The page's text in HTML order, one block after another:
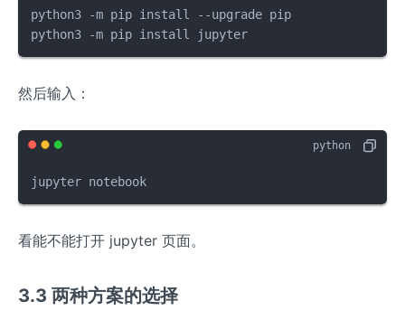
python3 -m pip install --upgrade pip
python3 -m pip install jupyter
然后输入：
jupyter notebook
看能不能打开 jupyter 页面。
3.3 两种方案的选择